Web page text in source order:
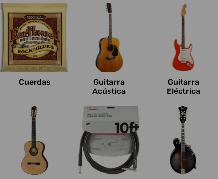
Cuerdas
Guitarra
Acústica
Guitarra
Eléctrica